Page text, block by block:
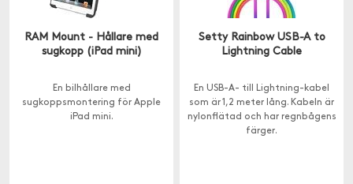
RAM Mount - Hållare med
sugkopp (iPad mini)
En bilhållare med
sugkoppsmontering för Apple
iPad mini.
Setty Rainbow USB-A to
Lightning Cable
En USB-A- till Lightning-kabel
som är 1,2 meter lång. Kabeln är
nylonflätad och har regnbågens
färger.